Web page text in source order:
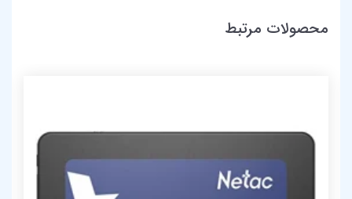
محصولات مرتبط